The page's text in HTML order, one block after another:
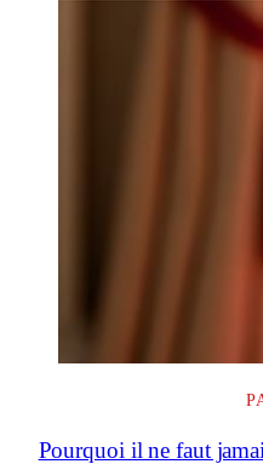
Pourquoi il ne faut